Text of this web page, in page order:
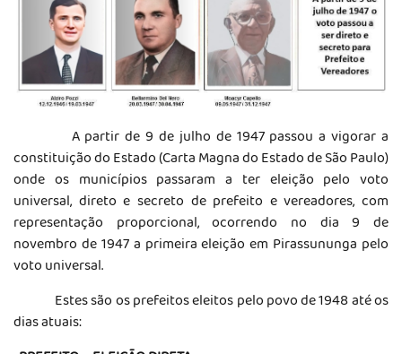
A partir de 9 de julho de 1947 passou a vigorar a
constituição do Estado (Carta Magna do Estado de São Paulo)
onde os municípios passaram a ter eleição pelo voto
universal, direto e secreto de prefeito e vereadores, com
representação proporcional, ocorrendo no dia 9 de
novembro de 1947 a primeira eleição em Pirassununga pelo
voto universal.
Estes são os prefeitos eleitos pelo povo de 1948 até os
dias atuais: